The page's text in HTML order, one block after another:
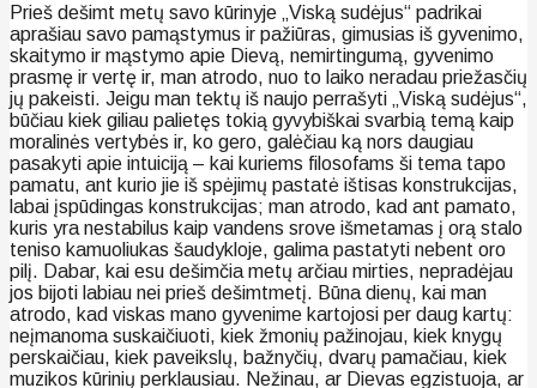
Prieš dešimt metų savo kūrinyje „Viską sudėjus“ padrikai
aprašiau savo pamąstymus ir pažiūras, gimusias iš gyvenimo,
skaitymo ir mąstymo apie Dievą, nemirtingumą, gyvenimo
prasmę ir vertę ir, man atrodo, nuo to laiko neradau priežasčių
jų pakeisti. Jeigu man tektų iš naujo perrašyti „Viską sudėjus“,
būčiau kiek giliau palietęs tokią gyvybiškai svarbią temą kaip
moralinės vertybės ir, ko gero, galėčiau ką nors daugiau
pasakyti apie intuiciją – kai kuriems filosofams ši tema tapo
pamatu, ant kurio jie iš spėjimų pastatė ištisas konstrukcijas,
labai įspūdingas konstrukcijas; man atrodo, kad ant pamato,
kuris yra nestabilus kaip vandens srove išmetamas į orą stalo
teniso kamuoliukas šaudykloje, galima pastatyti nebent oro
pilį. Dabar, kai esu dešimčia metų arčiau mirties, nepradėjau
jos bijoti labiau nei prieš dešimtmetį. Būna dienų, kai man
atrodo, kad viskas mano gyvenime kartojosi per daug kartų:
neįmanoma suskaičiuoti, kiek žmonių pažinojau, kiek knygų
perskaičiau, kiek paveikslų, bažnyčių, dvarų pamačiau, kiek
muzikos kūrinių perklausiau. Nežinau, ar Dievas egzistuoja, ar